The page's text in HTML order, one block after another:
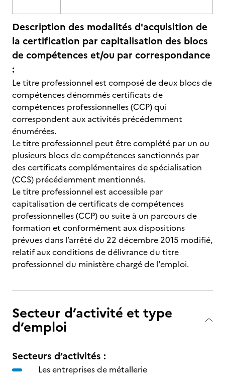
Description des modalités d'acquisition de
la certification par capitalisation des blocs
de compétences et/ou par correspondance
:
Le titre professionnel est composé de deux blocs de
compétences dénommés certificats de
compétences professionnelles (CCP) qui
correspondent aux activités précédemment
énumérées.
Le titre professionnel peut être complété par un ou
plusieurs blocs de compétences sanctionnés par
des certificats complémentaires de spécialisation
(CCS) précédemment mentionnés.
Le titre professionnel est accessible par
capitalisation de certificats de compétences
professionnelles (CCP) ou suite à un parcours de
formation et conformément aux dispositions
prévues dans l’arrêté du 22 décembre 2015 modifié,
relatif aux conditions de délivrance du titre
professionnel du ministère chargé de l'emploi.
Secteur d’activité et type
d’emploi
Secteurs d’activités :
Les entreprises de métallerie